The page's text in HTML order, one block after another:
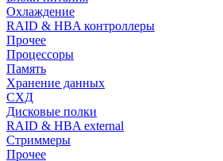
Охлаждение
RAID & HBA контроллеры
Прочее
Процессоры
Память
Хранение данных
СХД
Дисковые полки
RAID & HBA external
Стриммеры
Прочее